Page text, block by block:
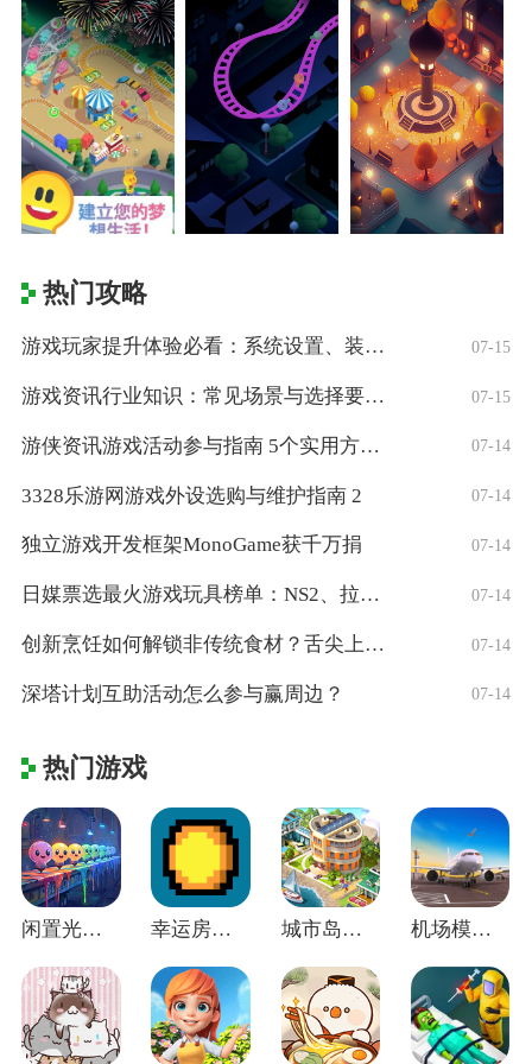
热门攻略
游戏玩家提升体验必看：系统设置、装备与操 07-15
游戏资讯行业知识：常见场景与选择要点，5 07-15
游侠资讯游戏活动参与指南 5个实用方法获 07-14
3328乐游网游戏外设选购与维护指南 2 07-14
独立游戏开发框架MonoGame获千万捐 07-14
日媒票选最火游戏玩具榜单：NS2、拉布布 07-14
创新烹饪如何解锁非传统食材？舌尖上的创意 07-14
深塔计划互助活动怎么参与赢周边？ 07-14
热门游戏
闲置光之城官方版 v3.0.8安卓版 幸运房东手机版 v1.2.14中文版 城市岛屿5(City Island 5) 机场模拟器大亨手游 v2.01.0220